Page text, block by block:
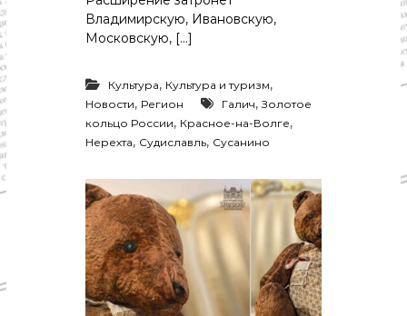
Владимирскую, Ивановскую,
Московскую, […]
Культура, Культура и туризм,
Новости, Регион Галич,Золотое
кольцо России, Красное-на-Волге,
Нерехта, Судиславль, Сусанино